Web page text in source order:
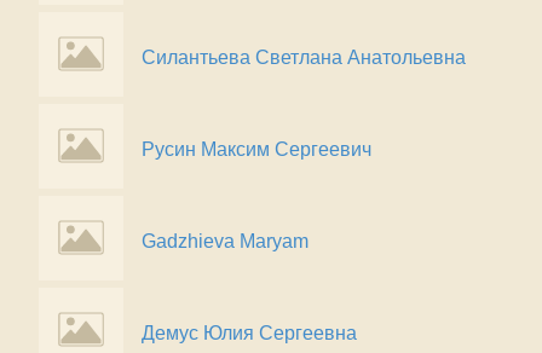
Силантьева Светлана Анатольевна
Русин Максим Сергеевич
Gadzhieva Maryam
Демус Юлия Сергеевна